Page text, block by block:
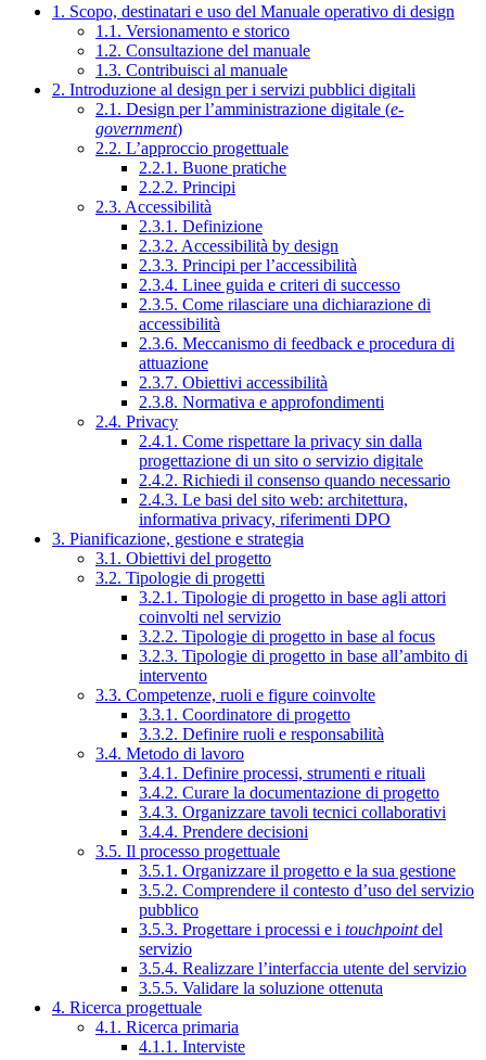
1. Scopo, destinatari e uso del Manuale operativo di design
1.1. Versionamento e storico
1.2. Consultazione del manuale
1.3. Contribuisci al manuale
2. Introduzione al design per i servizi pubblici digitali
2.1. Design per l’amministrazione digitale (e-
government)
2.2. L’approccio progettuale
2.2.1. Buone pratiche
2.2.2. Principi
2.3. Accessibilità
2.3.1. Definizione
2.3.2. Accessibilità by design
2.3.3. Principi per l’accessibilità
2.3.4. Linee guida e criteri di successo
2.3.5. Come rilasciare una dichiarazione di
accessibilità
2.3.6. Meccanismo di feedback e procedura di
attuazione
2.3.7. Obiettivi accessibilità
2.3.8. Normativa e approfondimenti
2.4. Privacy
2.4.1. Come rispettare la privacy sin dalla
progettazione di un sito o servizio digitale
2.4.2. Richiedi il consenso quando necessario
2.4.3. Le basi del sito web: architettura,
informativa privacy, riferimenti DPO
3. Pianificazione, gestione e strategia
3.1. Obiettivi del progetto
3.2. Tipologie di progetti
3.2.1. Tipologie di progetto in base agli attori
coinvolti nel servizio
3.2.2. Tipologie di progetto in base al focus
3.2.3. Tipologie di progetto in base all’ambito di
intervento
3.3. Competenze, ruoli e figure coinvolte
3.3.1. Coordinatore di progetto
3.3.2. Definire ruoli e responsabilità
3.4. Metodo di lavoro
3.4.1. Definire processi, strumenti e rituali
3.4.2. Curare la documentazione di progetto
3.4.3. Organizzare tavoli tecnici collaborativi
3.4.4. Prendere decisioni
3.5. Il processo progettuale
3.5.1. Organizzare il progetto e la sua gestione
3.5.2. Comprendere il contesto d’uso del servizio
pubblico
3.5.3. Progettare i processi e i touchpointdel
servizio
3.5.4. Realizzare l’interfaccia utente del servizio
3.5.5. Validare la soluzione ottenuta
4. Ricerca progettuale
4.1. Ricerca primaria
4.1.1. Interviste